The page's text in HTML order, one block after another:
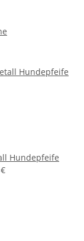
Hundepfeife